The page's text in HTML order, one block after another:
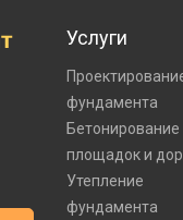
Услуги
фундамента
Бетонирование
площадок и
Утепление
фундамента